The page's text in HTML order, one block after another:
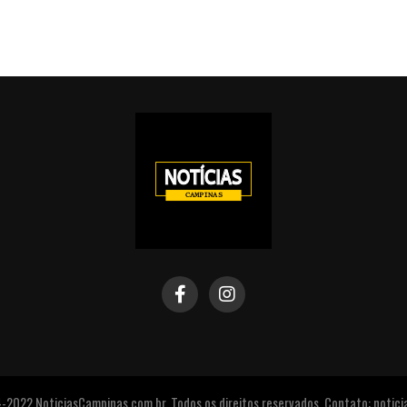
NoticiasCampinas.com.br. Todos os direitos reservados. Contato: